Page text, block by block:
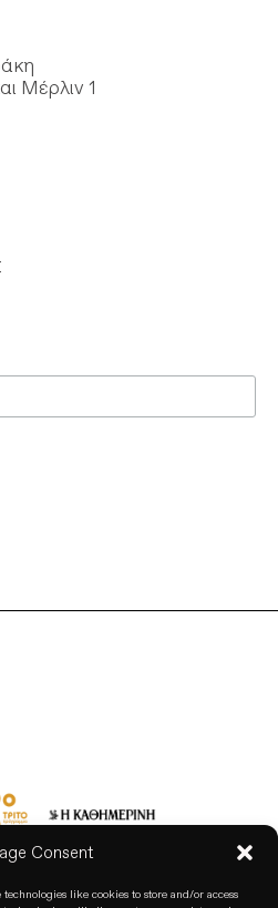
Consent
like cookies to store and/or access
Μέρλιν 1